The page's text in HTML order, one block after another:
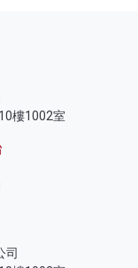
樓1002室
司